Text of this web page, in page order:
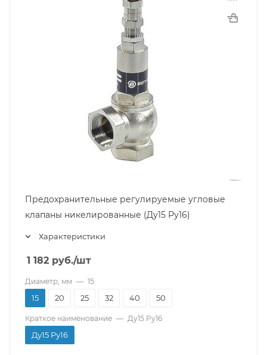
Предохранительные регулируемые угловые
клапаны никелированные (Ду15 Ру16)
Характеристики
1 182 руб./шт
Диаметр, мм — 15
15 20 25 32 40 50
Краткое наименование — Ду15 Ру16
Ду15 Ру16